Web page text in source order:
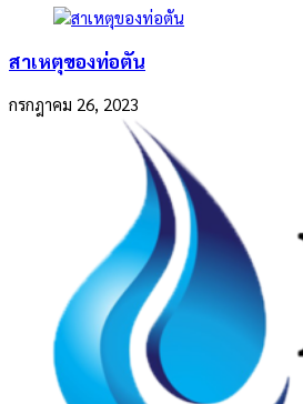
สาเหตุของท่อตัน
กรกฎาคม 26, 2023